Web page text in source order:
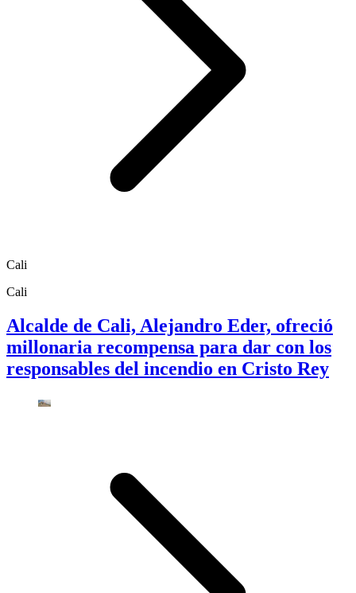
Cali
Cali
Alcalde de Cali, Alejandro Eder, ofreció
millonaria recompensa para dar con los
responsables del incendio en Cristo Rey